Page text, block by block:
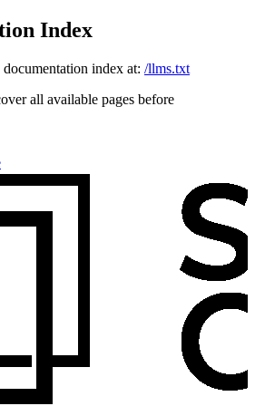
Index
index at: /llms.txt
all available pages before